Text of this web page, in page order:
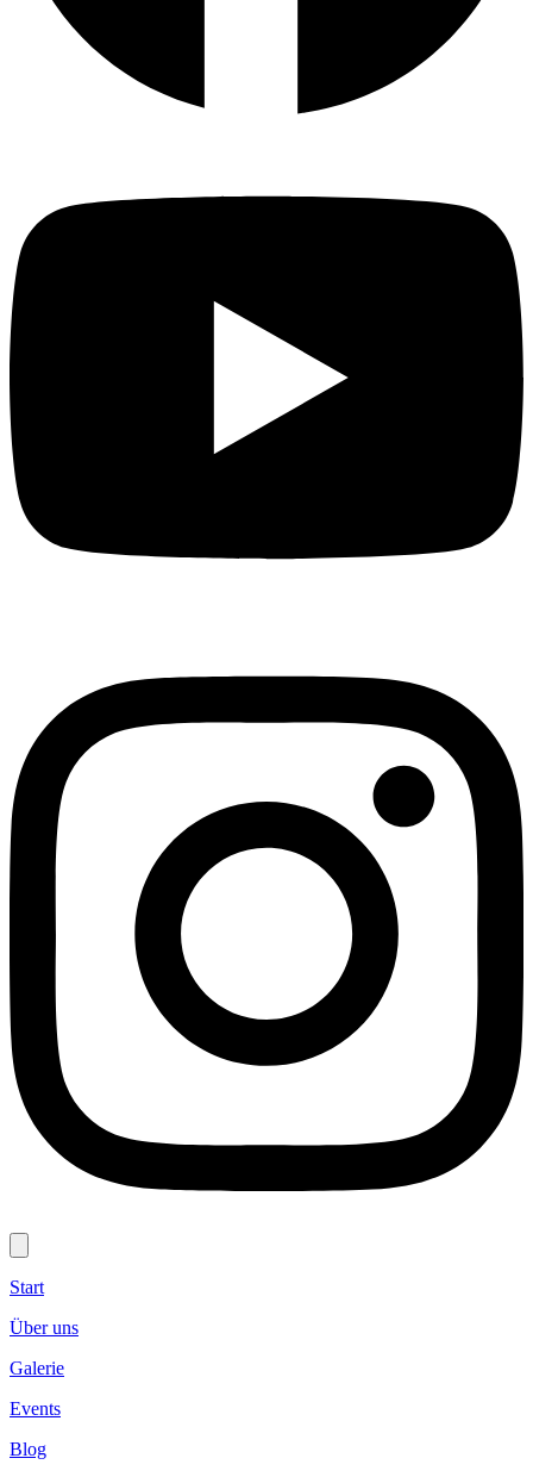
Start
Über uns
Galerie
Events
Blog